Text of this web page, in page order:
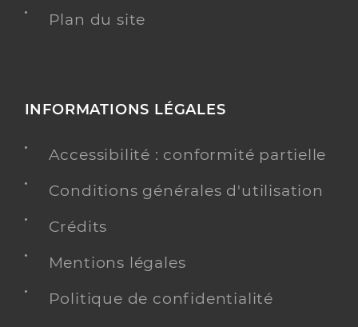
Plan du site
INFORMATIONS LÉGALES
Accessibilité : conformité partielle
Conditions générales d'utilisation
Crédits
Mentions légales
Politique de confidentialité